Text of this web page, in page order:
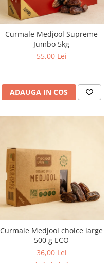
Curmale Medjool Supreme
Jumbo 5kg
55,00 Lei
ADAUGA IN COS
Curmale Medjool choice large
500 g ECO
36,00 Lei